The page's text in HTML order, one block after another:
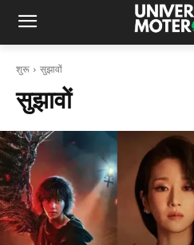
शुरू सुझावों
सुझावों